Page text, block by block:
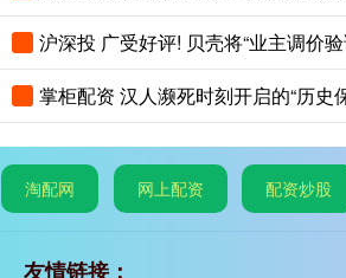
淘配网 网上配资 配资炒股
友情链接：